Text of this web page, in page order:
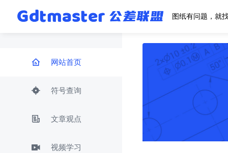
图纸有问题，就
网站首页
符号查询
文章观点
视频学习